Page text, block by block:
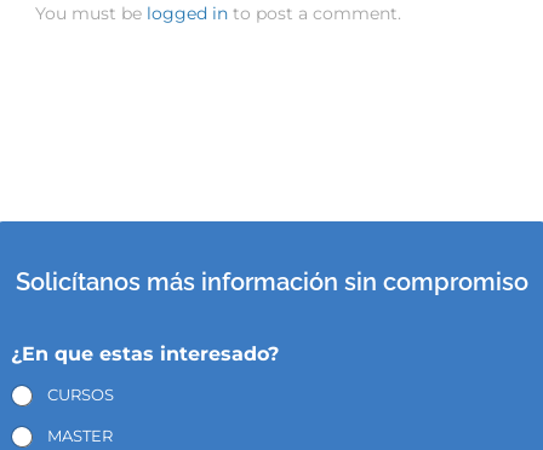
You must be logged in to post a comment.
Solicítanos más información sin compromiso
¿En que estas interesado?
CURSOS
MASTER